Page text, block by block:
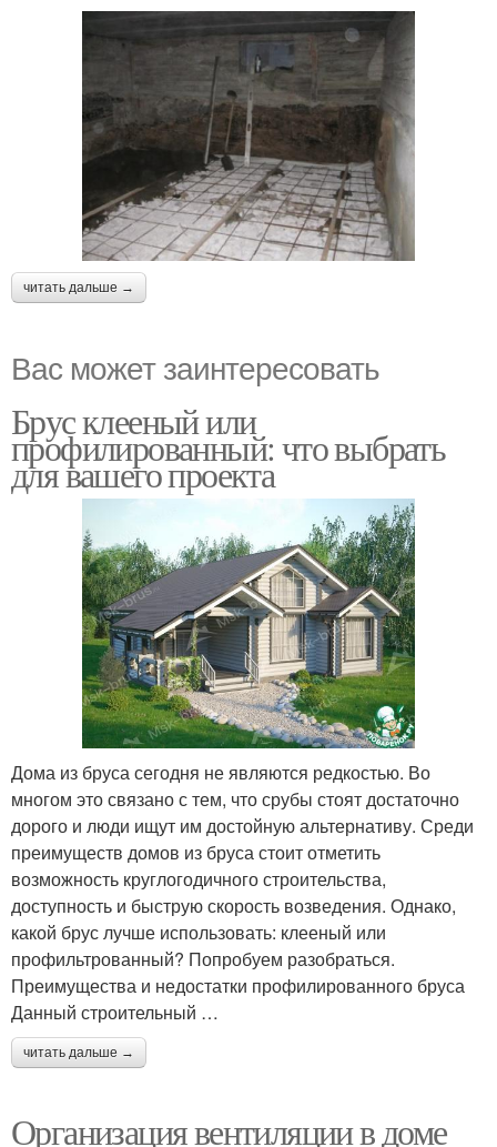
читать дальше →
Вас может заинтересовать
Брус клееный или
профилированный: что выбрать
для вашего проекта
Дома из бруса сегодня не являются редкостью. Во
многом это связано с тем, что срубы стоят достаточно
дорого и люди ищут им достойную альтернативу. Среди
преимуществ домов из бруса стоит отметить
возможность круглогодичного строительства,
доступность и быструю скорость возведения. Однако,
какой брус лучше использовать: клееный или
профильтрованный? Попробуем разобраться.
Преимущества и недостатки профилированного бруса
Данный строительный …
читать дальше →
Организация вентиляции в доме